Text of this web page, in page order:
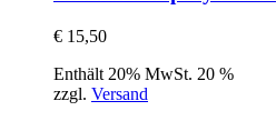
€ 15,50
Enthält 20% MwSt. 20 %
zzgl. Versand